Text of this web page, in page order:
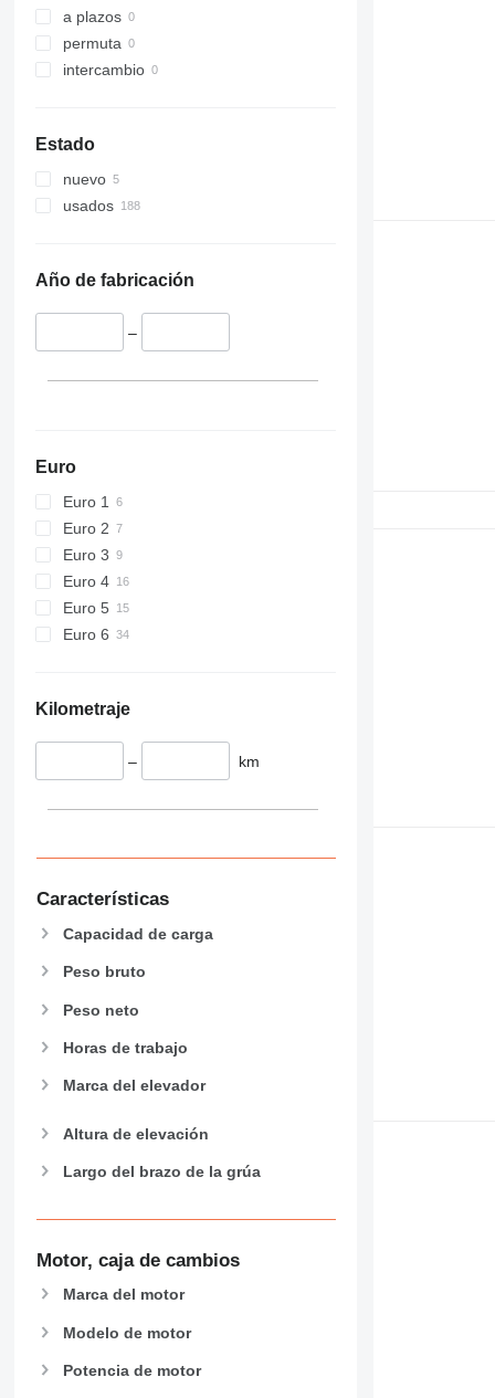
a plazos
permuta
intercambio
Estado
nuevo
usados
Año de fabricación
–
Euro
Euro 1
Euro 2
Euro 3
Euro 4
Euro 5
Euro 6
Kilometraje
– km
Características
Capacidad de carga
Peso bruto
Peso neto
Horas de trabajo
Marca del elevador
Altura de elevación
Largo del brazo de la grúa
Motor, caja de cambios
Marca del motor
Modelo de motor
Potencia de motor